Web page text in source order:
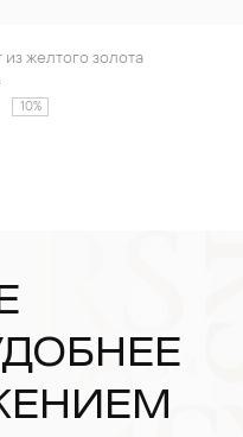
из желтого золота
10%